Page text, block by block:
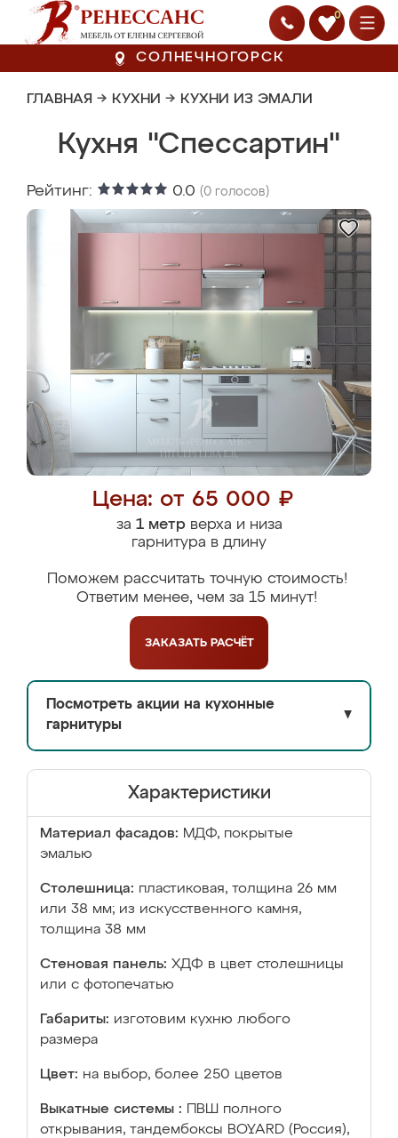
0
СОЛНЕЧНОГОРСК
ГЛАВНАЯ → КУХНИ → КУХНИ ИЗ ЭМАЛИ
Кухня "Спессартин"
Рейтинг: 0.0 (0 голосов)
Цена: от 65 000 ₽
за 1 метрверха и низа
гарнитура в длину
Поможем рассчитать точную стоимость!
Ответим менее, чем за 15 минут!
ЗАКАЗАТЬ РАСЧЁТ
Посмотреть акции на кухонные
гарнитуры
▼
Характеристики
Материал фасадов: МДФ, покрытые
эмалью
Столешница: пластиковая, толщина 26 мм
или 38 мм; из искусственного камня,
толщина 38 мм
Стеновая панель: ХДФ в цвет столешницы
или с фотопечатью
Габариты: изготовим кухню любого
размера
Цвет: на выбор, более 250 цветов
Выкатные системы :
ПВШ полного
открывания, тандембоксы BOYARD (Россия),